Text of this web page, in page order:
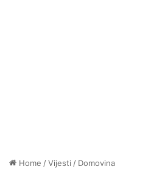
Home /Vijesti / Domovina